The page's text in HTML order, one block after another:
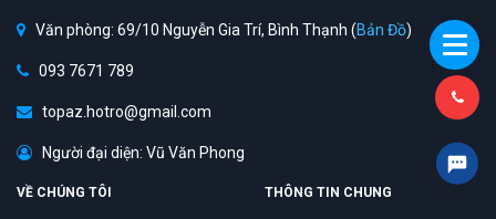
Văn phòng: 69/10 Nguyễn Gia Trí, Bình Thạnh (Bản Đồ)
093 7671 789
topaz.hotro@gmail.com
Người đại diện: Vũ Văn Phong
VỀ CHÚNG TÔI THÔNG TIN CHUNG